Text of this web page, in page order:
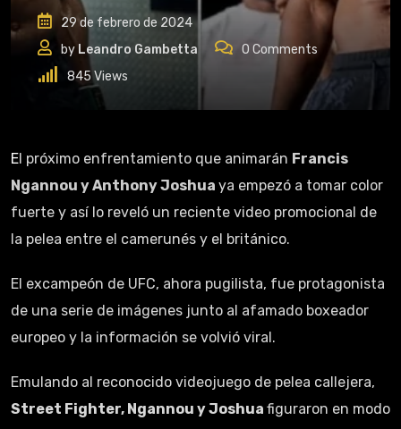
29 de febrero de 2024
by Leandro Gambetta 0 Comments
845Views
El próximo enfrentamiento que animarán Francis
Ngannou y Anthony Joshua ya empezó a tomar color
fuerte y así lo reveló un reciente video promocional de
la pelea entre el camerunés y el británico.
El excampeón de UFC, ahora pugilista, fue protagonista
de una serie de imágenes junto al afamado boxeador
europeo y la información se volvió viral.
Emulando al reconocido videojuego de pelea callejera,
Street Fighter, Ngannou y Joshua figuraron en modo